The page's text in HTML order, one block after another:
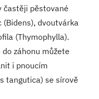
častěji pěstované
dvoutvárka
(Thymophylla).
záhonu můžete
i pnoucím
tangutica) se sírově